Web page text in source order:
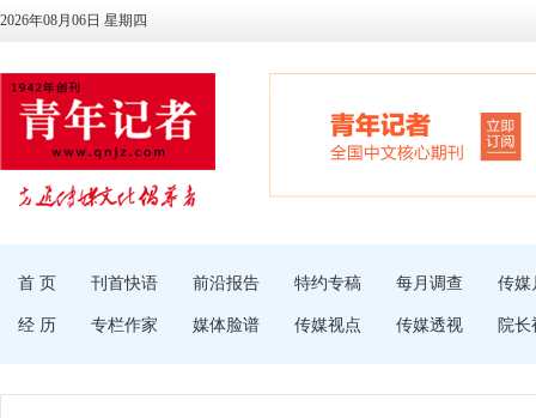
2026年08月06日 星期四
首 页 刊首快语 前沿报告 特约专稿 每月调查 传媒
经 历 专栏作家 媒体脸谱 传媒视点 传媒透视 院长